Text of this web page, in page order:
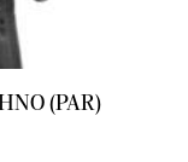
(PAR)